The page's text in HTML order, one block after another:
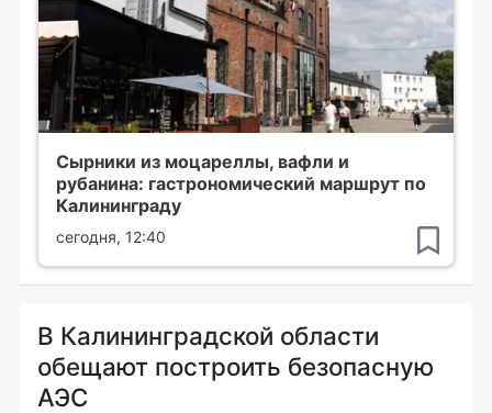
Сырники из моцареллы, вафли и
рубанина: гастрономический маршрут по
Калининграду
сегодня, 12:40
В Калининградской области
обещают построить безопасную
АЭС